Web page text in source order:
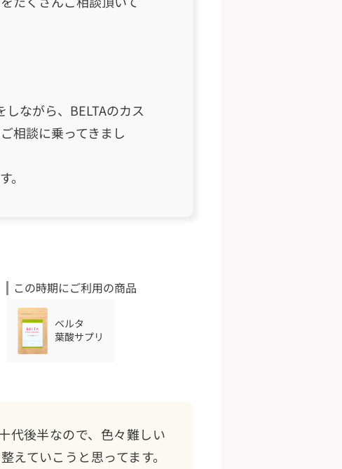
ながら、BELTAのカス
相談に乗ってきまし
。
この時期にご利用の商品
ベルタ
葉酸サプリ
代後半なので、色々難しい
えていこうと思ってます。